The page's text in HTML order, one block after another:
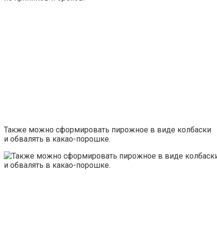
Также можно сформировать пирожное в виде колбаски
и обвалять в какао-порошке.